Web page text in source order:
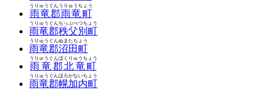
雨竜郡雨竜町
うりゅうぐんうりゅうちょう
雨竜郡秩父別町
うりゅうぐんちっぷべつちょう
雨竜郡沼田町
うりゅうぐんぬまたちょう
雨竜郡北竜町
うりゅうぐんほくりゅうちょう
雨竜郡幌加内町
うりゅうぐんほろかないちょう